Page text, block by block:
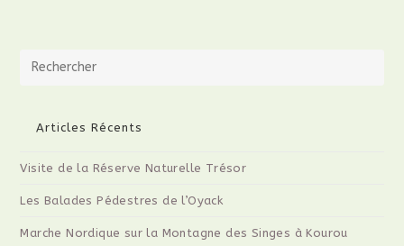
Articles Récents
Visite de la Réserve Naturelle Trésor
Les Balades Pédestres de l’Oyack
Marche Nordique sur la Montagne des Singes à Kourou